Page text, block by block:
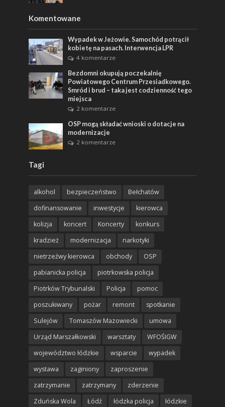
Komentowane
Wypadek w Jeżowie. Samochód potrącił
kobietę na pasach. Interwencja LPR
4 komentarze
Bezdomni okupują poczekalnię
Powiatowego Centrum Przesiadkowego.
Smród i brud – taka jest codzienność tego
miejsca
2 komentarze
OSP mogą składać wnioski o dotacje na
modernizacje
2 komentarze
Tagi
alkohol bezpieczeństwo
Bełchatów
dofinansowanie
inwestycje
kierowca
kolizja
koncert Koncerty
konkurs
kradzież
modernizacja
narkotyki
nietrzeźwy kierowca
obchody
OSP
pabianicka policja
piotrkowska policja
Piotrków Trybunalski
Policja
pomoc
poszukiwany
pożar remont
spotkanie
Sulejów
Tomaszów Mazowiecki
umowa
Urząd Marszałkowski
warsztaty
WFOŚIGW
województwo łódzkie
wsparcie
wypadek
wystawa
zaginiony
zaproszenie
zatrzymanie
zatrzymany
zderzenie
Zduńska Wola
Łódź łódzka policja łódzkie